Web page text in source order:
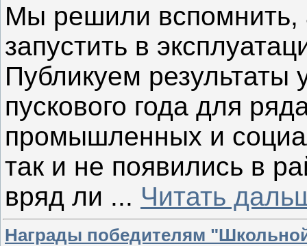
Мы решили
запустить в
Публикуем результаты
пускового года для
промышленных и
так и не появились в
вряд ли ... Читать
Награды победителям